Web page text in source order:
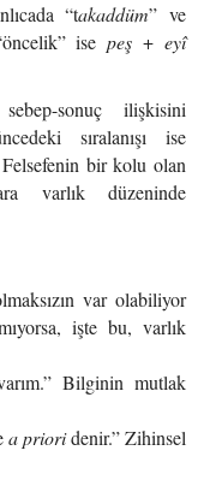
“takaddüm” ve
isepeş + eyî
sebep-sonuç ilişkisini
sıralanışı ise
Felsefenin bir kolu olan
varlık düzeninde
var olabiliyor
işte bu, varlık
Bilginin mutlak
a prioridenir.” Zihinsel